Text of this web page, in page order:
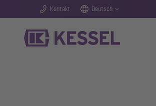
Kontakt Deutsch